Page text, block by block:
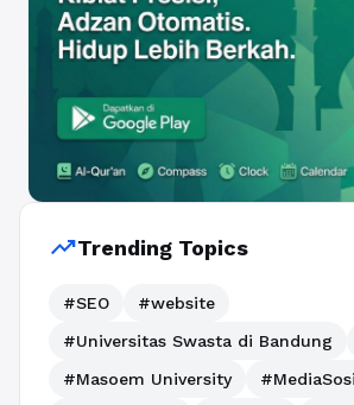
trending_upTrending Topics
#SEO
#website
#Universitas Swasta di Bandung
#Masoem University